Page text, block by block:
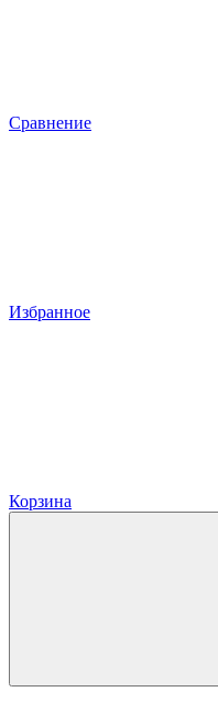
Сравнение
Избранное
Корзина